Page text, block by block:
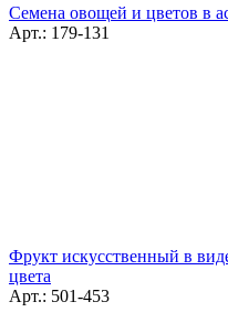
Семена овощей и цветов в
Арт.: 179-131
Фрукт искусственный в
цвета
Арт.: 501-453